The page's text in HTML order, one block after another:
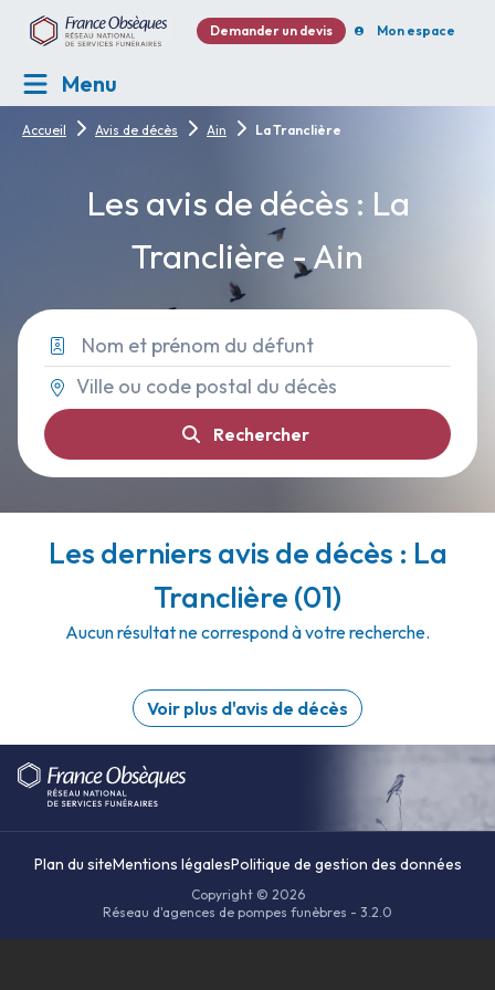
Demander un devis Mon espace
Menu
Accueil Avis de décès Ain La Tranclière
Les avis de décès : La
Tranclière - Ain
Rechercher
Les derniers avis de décès : La
Tranclière (01)
Aucun résultat ne correspond à votre recherche.
Voir plus d'avis de décès
Plan du siteMentions légalesPolitique de gestion des données
Copyright © 2026
Réseau d'agences de pompes funèbres - 3.2.0